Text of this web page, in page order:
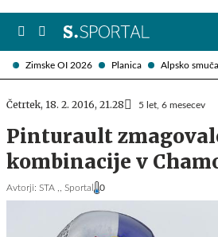
Zimske OI 2026 Planica Alpsko
Četrtek, 18. 2. 2016, 21.28 5 let, 6 mesecev
Pinturault
kombinacije v
Avtorji: STA ,, Sportal 0